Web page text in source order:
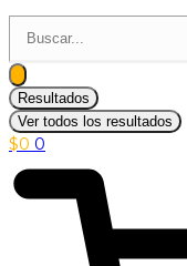
Resultados
Ver todos los resultados
$0 0